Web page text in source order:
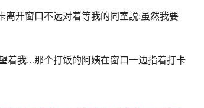
开窗口不远对着等我的同室説:虽然我要
着我…那个打饭的阿姨在窗口一边指着打卡